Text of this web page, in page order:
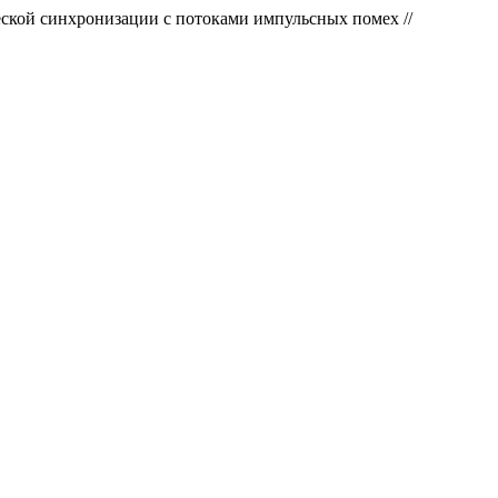
синхронизации с потоками импульсных помех //